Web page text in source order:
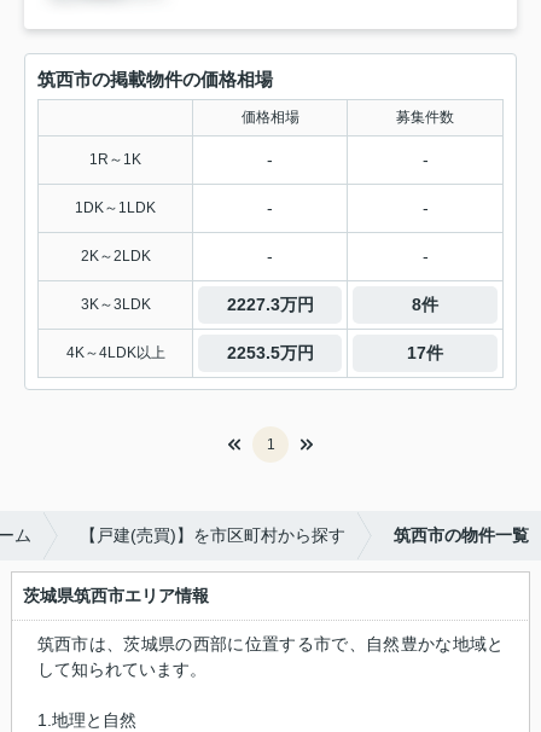
筑西市の掲載物件の価格相場
価格相場 募集件数
1R～1K - -
1DK～1LDK - -
2K～2LDK - -
3K～3LDK 2227.3万円 8件
4K～4LDK以上 2253.5万円 17件
1
ム 【戸建(売買)】を市区町村から探す 筑西市の物件一覧
茨城県筑西市エリア情報
筑西市は、茨城県の西部に位置する市で、自然豊かな地域と
して知られています。
1.地理と自然